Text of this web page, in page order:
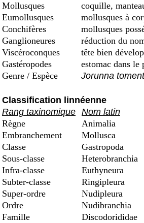
Mollusques
coquille,
Eumollusques
mollusques à
Conchifères
mollusques
Ganglioneures
réduction du
Viscéroconques
tête bien
Gastéropodes
estomac dans le
Genre / Espèce
Jorunna
Classification linnéenne
Rang taxinomique Nom latin
Règne
Animalia
Embranchement
Mollusca
Classe
Gastropoda
Sous-classe
Heterobranchia
Infra-classe
Euthyneura
Subter-classe
Ringipleura
Super-ordre
Nudipleura
Ordre
Nudibranchia
Famille
Discodorididae